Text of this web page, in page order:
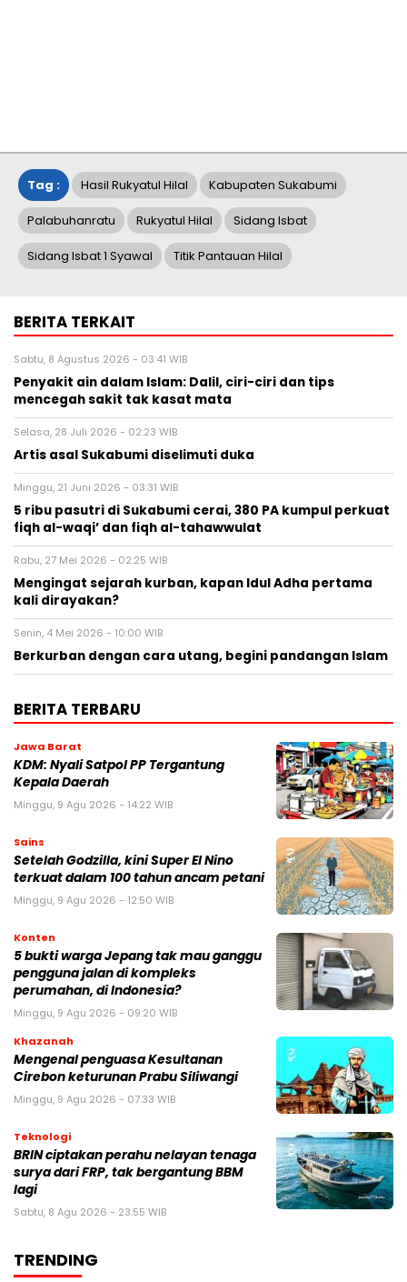
Tag : Hasil Rukyatul Hilal Kabupaten Sukabumi
Palabuhanratu Rukyatul Hilal Sidang Isbat
Sidang Isbat 1 Syawal Titik Pantauan Hilal
BERITA TERKAIT
Sabtu, 8 Agustus 2026 - 03:41 WIB
Penyakit ain dalam Islam: Dalil, ciri-ciri dan tips
mencegah sakit tak kasat mata
Selasa, 28 Juli 2026 - 02:23 WIB
Artis asal Sukabumi diselimuti duka
Minggu, 21 Juni 2026 - 03:31 WIB
5 ribu pasutri di Sukabumi cerai, 380 PA kumpul perkuat
fiqh al-waqi’ dan fiqh al-tahawwulat
Rabu, 27 Mei 2026 - 02:25 WIB
Mengingat sejarah kurban, kapan Idul Adha pertama
kali dirayakan?
Senin, 4 Mei 2026 - 10:00 WIB
Berkurban dengan cara utang, begini pandangan Islam
BERITA TERBARU
Jawa Barat
KDM: Nyali Satpol PP Tergantung
Kepala Daerah
Minggu, 9 Agu 2026 - 14:22 WIB
Sains
Setelah Godzilla, kini Super El Nino
terkuat dalam 100 tahun ancam petani
Minggu, 9 Agu 2026 - 12:50 WIB
Konten
5 bukti warga Jepang tak mau ganggu
pengguna jalan di kompleks
perumahan, di Indonesia?
Minggu, 9 Agu 2026 - 09:20 WIB
Khazanah
Mengenal penguasa Kesultanan
Cirebon keturunan Prabu Siliwangi
Minggu, 9 Agu 2026 - 07:33 WIB
Teknologi
BRIN ciptakan perahu nelayan tenaga
surya dari FRP, tak bergantung BBM
lagi
Sabtu, 8 Agu 2026 - 23:55 WIB
TRENDING